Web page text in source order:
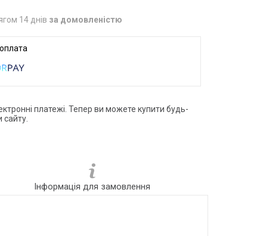
14 днів за домовленістю
платежі. Тепер ви можете купити будь-
сайту.
Інформація для замовлення